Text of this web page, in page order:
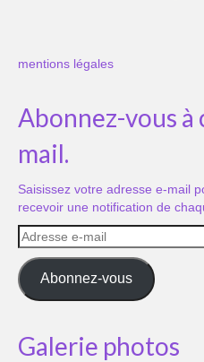
mentions légales
Abonnez-vous à
mail.
Saisissez votre adresse e-mail
recevoir une notification de
Adresse
e-
mail
Abonnez-vous
Galerie photos